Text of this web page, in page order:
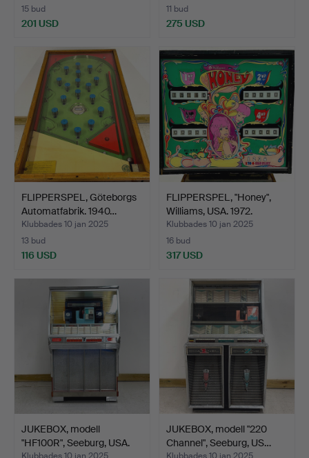
15 bud
201 USD
11 bud
275 USD
FLIPPERSPEL, Göteborgs
Automatfabrik. 1940…
Klubbades 10 jan 2025
13 bud
116 USD
FLIPPERSPEL, "Honey",
Williams, USA. 1972.
Klubbades 10 jan 2025
16 bud
317 USD
JUKEBOX, modell
"HF100R", Seeburg, USA.
Klubbades 10 jan 2025
JUKEBOX, modell "220
Channel", Seeburg, US…
Klubbades 10 jan 2025